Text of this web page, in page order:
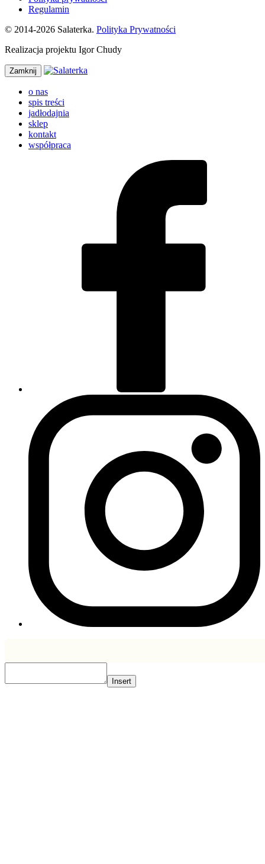
Regulamin
© 2014-2026 Salaterka. Polityka Prywatności
Realizacja projektu Igor Chudy
Zamknij
o nas
spis treści
jadłodajnia
sklep
kontakt
współpraca
Insert